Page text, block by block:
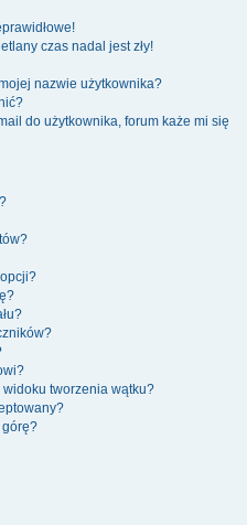
czas nadal jest zły!
nazwie użytkownika?
do użytkownika, forum każe mi się
widoku tworzenia wątku?